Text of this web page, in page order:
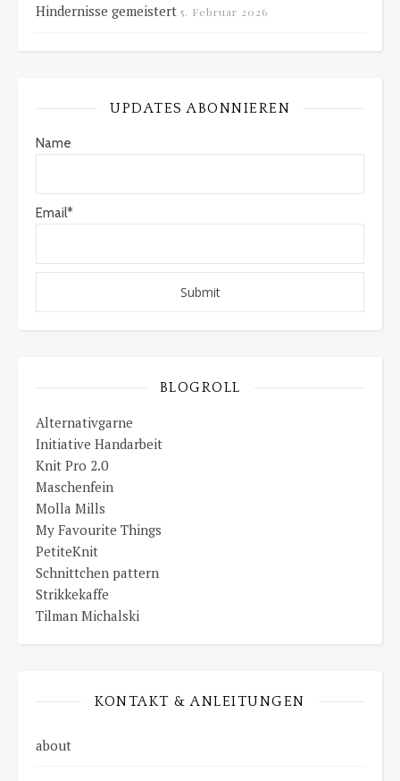
Hindernisse gemeistert 5. Februar 2026
UPDATES ABONNIEREN
Name
Email*
BLOGROLL
Alternativgarne
Initiative Handarbeit
Knit Pro 2.0
Maschenfein
Molla Mills
My Favourite Things
PetiteKnit
Schnittchen pattern
Strikkekaffe
Tilman Michalski
KONTAKT & ANLEITUNGEN
about